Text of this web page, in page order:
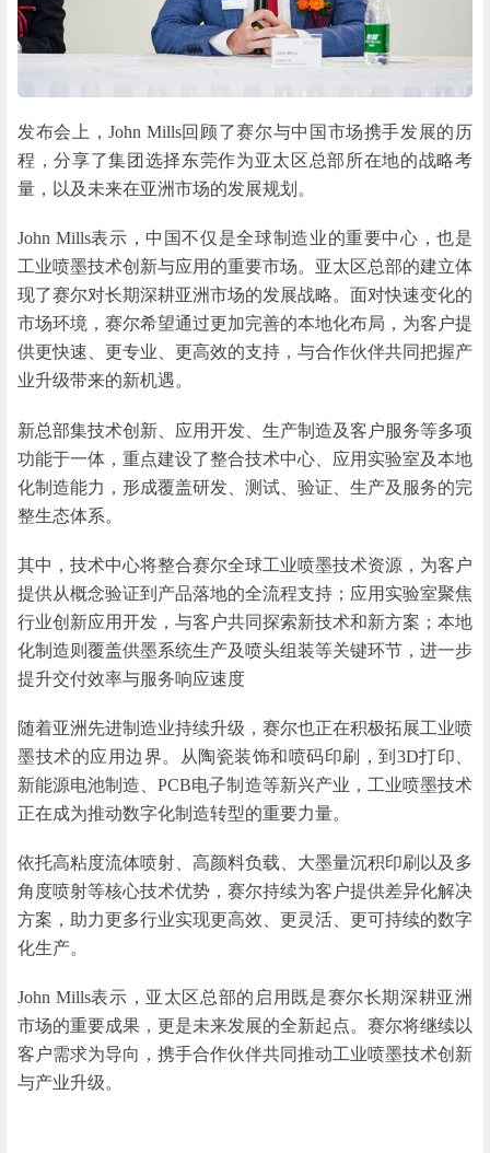
发布会上，John Mills回顾了赛尔与中国市场携手发展的历
程，分享了集团选择东莞作为亚太区总部所在地的战略考
量，以及未来在亚洲市场的发展规划。
John Mills表示，中国不仅是全球制造业的重要中心，也是
工业喷墨技术创新与应用的重要市场。亚太区总部的建立体
现了赛尔对长期深耕亚洲市场的发展战略。面对快速变化的
市场环境，赛尔希望通过更加完善的本地化布局，为客户提
供更快速、更专业、更高效的支持，与合作伙伴共同把握产
业升级带来的新机遇。
新总部集技术创新、应用开发、生产制造及客户服务等多项
功能于一体，重点建设了整合技术中心、应用实验室及本地
化制造能力，形成覆盖研发、测试、验证、生产及服务的完
整生态体系。
其中，技术中心将整合赛尔全球工业喷墨技术资源，为客户
提供从概念验证到产品落地的全流程支持；应用实验室聚焦
行业创新应用开发，与客户共同探索新技术和新方案；本地
化制造则覆盖供墨系统生产及喷头组装等关键环节，进一步
提升交付效率与服务响应速度
随着亚洲先进制造业持续升级，赛尔也正在积极拓展工业喷
墨技术的应用边界。从陶瓷装饰和喷码印刷，到3D打印、
新能源电池制造、PCB电子制造等新兴产业，工业喷墨技术
正在成为推动数字化制造转型的重要力量。
依托高粘度流体喷射、高颜料负载、大墨量沉积印刷以及多
角度喷射等核心技术优势，赛尔持续为客户提供差异化解决
方案，助力更多行业实现更高效、更灵活、更可持续的数字
化生产。
John Mills表示，亚太区总部的启用既是赛尔长期深耕亚洲
市场的重要成果，更是未来发展的全新起点。赛尔将继续以
客户需求为导向，携手合作伙伴共同推动工业喷墨技术创新
与产业升级。